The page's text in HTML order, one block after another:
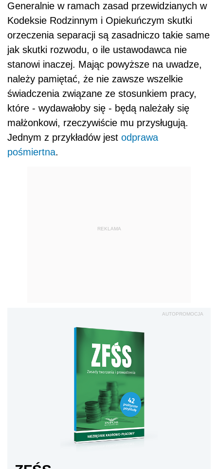
Generalnie w ramach zasad przewidzianych w
Kodeksie Rodzinnym i Opiekuńczym skutki
orzeczenia separacji są zasadniczo takie same
jak skutki rozwodu, o ile ustawodawca nie
stanowi inaczej. Mając powyższe na uwadze,
należy pamiętać, że nie zawsze wszelkie
świadczenia związane ze stosunkiem pracy,
które - wydawałoby się - będą należały się
małżonkowi, rzeczywiście mu przysługują.
Jednym z przykładów jest odprawa
pośmiertna.
REKLAMA
AUTOPROMOCJA